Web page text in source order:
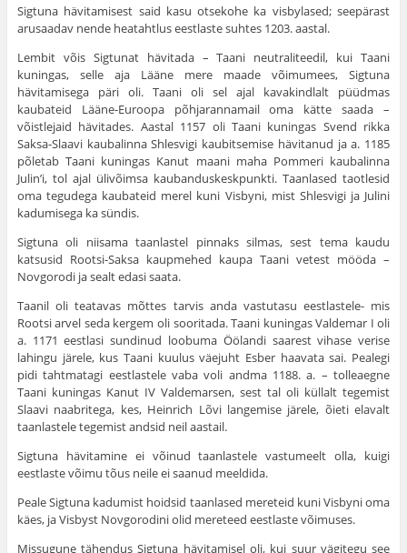
Sigtuna hävitamisest said kasu otsekohe ka visbylased; seepärast
arusaadav nende heatahtlus eestlaste suhtes 1203. aastal.
Lembit võis Sigtunat hävitada – Taani neutraliteedil, kui Taani
kuningas, selle aja Lääne mere maade võimu­mees, Sigtuna
hävitamisega päri oli. Taani oli sel ajal kavakindlalt püüdmas
kaubateid Lääne-Euroopa põhjarannamail oma kätte saada –
võistlejaid hävitades. Aastal 1157 oli Taani kuningas Svend rikka
Saksa-Slaavi kaubalinna Shlesvigi kaubitsemise hävitanud ja a. 1185
põletab Taani kuningas Kanut maani maha Pommeri kaubalinna
Julin’i, tol ajal ülivõimsa kaubanduskeskpunkti. Taanlased taot­lesid
oma tegudega kaubateid merel kuni Visbyni, mist Shlesvigi ja Julini
kadumisega ka sündis.
Sigtuna oli niisama taanlastel pinnaks silmas, sest tema kaudu
katsusid Rootsi-Saksa kaupmehed kaupa Taani vetest mööda –
Novgorodi ja sealt edasi saata.
Taanil oli teatavas mõttes tarvis anda vastutasu eest­lastele- mis
Rootsi arvel seda kergem oli sooritada. Taani kuningas Valdemar I oli
a. 1171 eestlasi sundinud loobuma Öölandi saarest vihase verise
lahingu järele, kus Taani kuulus väejuht Esber haavata sai. Pealegi
pidi tahtmatagi eestlastele vaba voli andma 1188. a. – tolleaegne
Taani kuningas Kanut IV Valdemarsen, sest tal oli küllalt tege­mist
Slaavi naabritega, kes, Heinrich Lõvi langemise järele, õieti elavalt
taanlastele tegemist andsid neil aastail.
Sigtuna hävitamine ei võinud taanlastele vastumeelt olla, kuigi
eestlaste võimu tõus neile ei saanud meeldida.
Peale Sigtuna kadumist hoidsid taanlased mereteid kuni Visbyni oma
käes, ja Visbyst Novgorodini olid mereteed eestlaste võimuses.
Missugune tähendus Sigtuna hävitamisel oli, kui suur vägitegu see